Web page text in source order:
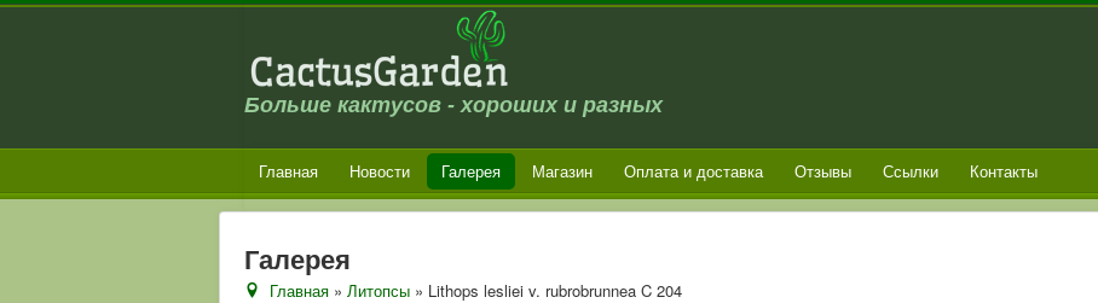
Больше кактусов - хороших и разных
Главная Новости Галерея Магазин Оплата и доставка Отзывы Ссылки Контакты
Галерея
Главная »Литопсы » Lithops lesliei v. rubrobrunnea C 204